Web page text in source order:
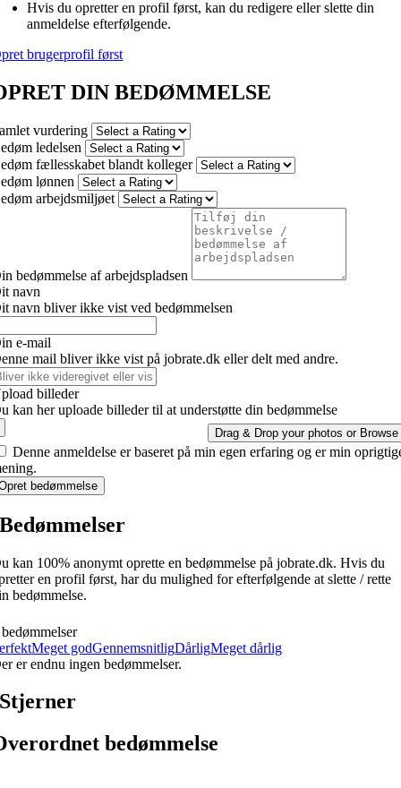
Hvis du opretter en profil først, kan du redigere eller slette din
anmeldelse efterfølgende.
brugerprofil først
DIN BEDØMMELSE
vurdering
ledelsen
fællesskabet blandt kolleger
lønnen
arbejdsmiljøet
bedømmelse af arbejdspladsen
navn
navn bliver ikke vist ved bedømmelsen
e-mail
mail bliver ikke vist på jobrate.dk eller delt med andre.
billeder
kan her uploade billeder til at understøtte din bedømmelse
Drag & Drop your photos or Browse
Denne anmeldelse er baseret på min egen erfaring og er min
bedømmelse
Bedømmelser
kan 100% anonymt oprette en bedømmelse på jobrate.dk. Hvis du
en profil først, har du mulighed for efterfølgende at slette / rette
bedømmelse.
Meget godGennemsnitligDårligMeget dårlig
er endnu ingen bedømmelser.
Stjerner
bedømmelse